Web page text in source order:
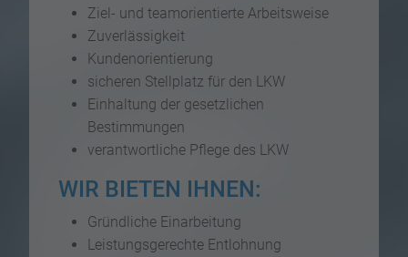
Ziel- und teamorientierte Arbeitsweise
Zuverlässigkeit
Kundenorientierung
sicheren Stellplatz für den LKW
Einhaltung der gesetzlichen
Bestimmungen
verantwortliche Pflege des LKW
WIR BIETEN IHNEN:
Gründliche Einarbeitung
Leistungsgerechte Entlohnung